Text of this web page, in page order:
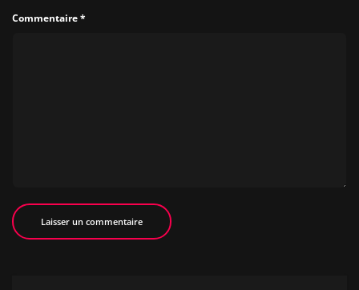
Commentaire*